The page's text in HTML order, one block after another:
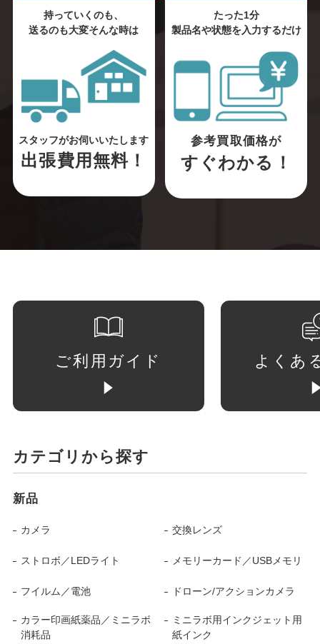
持っていくのも、
送るのも大変そんな時は
スタッフがお伺いいたします
出張費用無料！
たった1分
製品名や状態を入力するだけ
参考買取価格が
すぐわかる！
ご利用ガイド よくあ
カテゴリから探す
新品
カメラ 交換レンズ
ストロボ／LEDライト メモリーカード／USBメモリ
フイルム／電池 ドローン/アクションカメラ
カラー印画紙薬品／ミニラボ
消耗品
ミニラボ用インクジェット用
紙インク